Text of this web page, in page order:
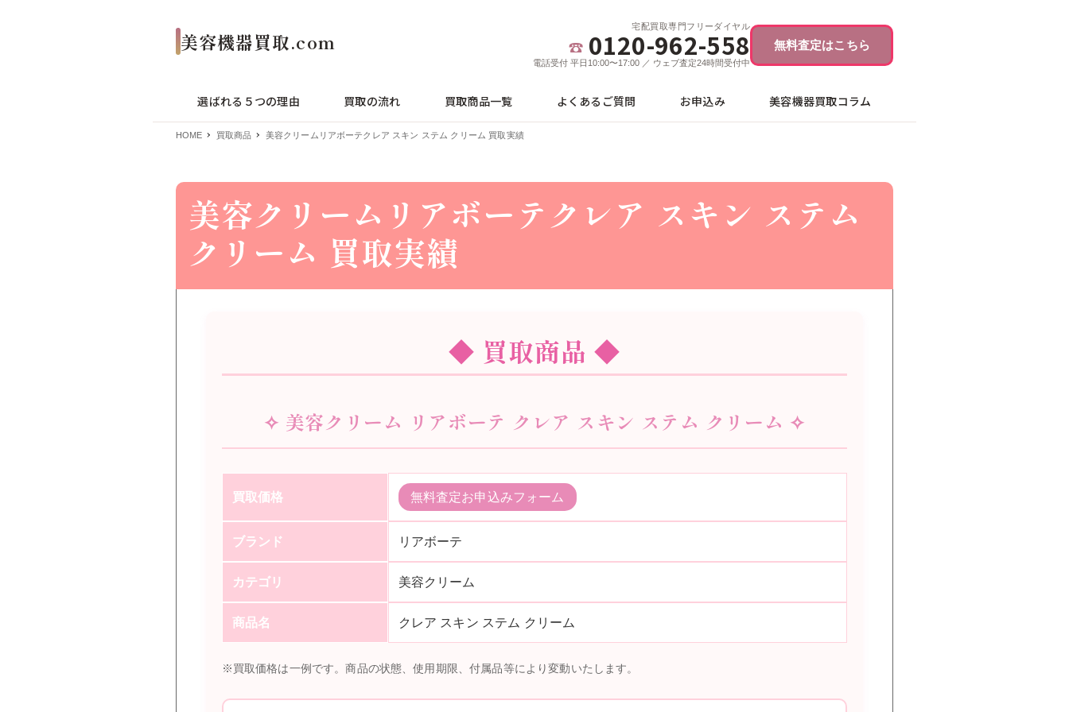
宅配買取専門フリーダイヤル
0120-962-558
電話受付 平日10:00〜17:00 ／ ウェブ査定24時間受付中
無料査定はこちら
選ばれる５つの理由 買取の流れ 買取商品一覧 よくあるご質問 お申込み 美容機器買取コラム
HOME 買取商品 美容クリームリアボーテクレア スキン ステム クリーム 買取実績
美容クリームリアボーテクレア スキン ステム
クリーム 買取実績
◆ 買取商品 ◆
✧ 美容クリーム リアボーテ クレア スキン ステム クリーム ✧
買取価格 無料査定お申込みフォーム
ブランド リアボーテ
カテゴリ 美容クリーム
商品名 クレア スキン ステム クリーム
※買取価格は一例です。商品の状態、使用期限、付属品等により変動いたします。